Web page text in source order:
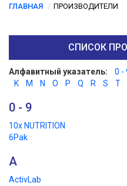
ГЛАВНАЯ ПРОИЗВОДИТЕЛИ
СПИСОК
Алфавитный указатель: 0 -
K
M N O P Q R S T
0 - 9
10x NUTRITION
6Pak
A
ActivLab